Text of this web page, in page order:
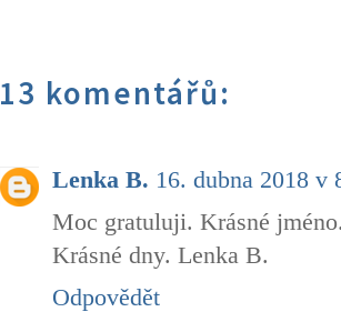
13 komentářů:
Lenka B. 16. dubna 2018 v
Moc gratuluji. Krásné
Krásné dny. Lenka B.
Odpovědět